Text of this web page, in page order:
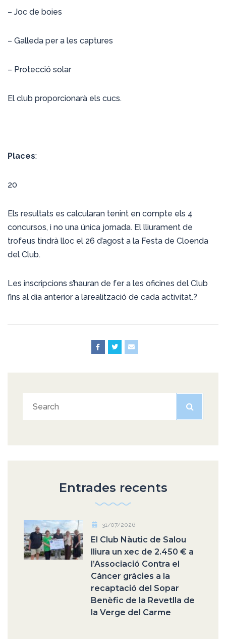
– Joc de boies
– Galleda per a les captures
– Protecció solar
El club proporcionarà els cucs.
Places:
20
Els resultats es calcularan tenint en compte els 4
concursos, i no una única jornada. El lliurament de
trofeus tindrà lloc el 26 d’agost a la Festa de Cloenda
del Club.
Les inscripcions s’hauran de fer a les oficines del Club
fins al dia anterior a larealització de cada activitat.?
Entrades recents
31/07/2026
El Club Nàutic de Salou
lliura un xec de 2.450 € a
l’Associació Contra el
Càncer gràcies a la
recaptació del Sopar
Benèfic de la Revetlla de
la Verge del Carme